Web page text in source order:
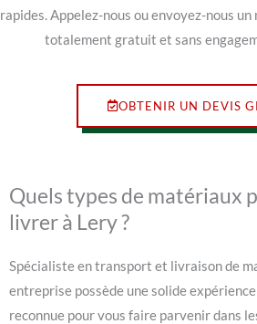
rapides. Appelez-nous ou envoyez-nous
totalement gratuit et sans
OBTENIR UN DEVIS
Quels types de matériaux
livrer à Lery ?
Spécialiste en transport et livraison de
entreprise possède une solide
reconnue pour vous faire parvenir dans